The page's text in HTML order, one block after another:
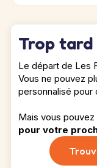
Trop tard
Le départ de Les
Vous ne pouvez
personnalisé
Mais vous pouvez
pour votre